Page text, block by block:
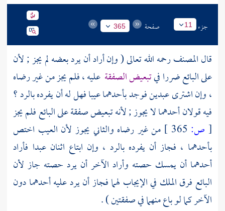
جزء 11 صفحة 365
قالالمصنفرحمه الله تعالى ( وإن أراد أن يرد بعضه لم يجز ; لأن
على البائع ضررا فيتبعيض الصفقة عليه ، فلم يجز من غير رضاه
، وإن اشترى عبدين فوجد بأحدهما عيبا فهل له أن يفرده بالرد ؟
فيه قولان أحدهما لا يجوز ; لأنه تبعيض صفقة على البائع فلم يجز
[ ص:
من غير رضاه والثاني يجوز لأن العيب اختص
بأحدهما ، فجاز أن يفرده بالرد ، وإن ابتاع اثنان عبدا فأراد
أحدهما أن يمسك حصته وأراد الآخر أن يرد حصته جاز لأن
البائع فرق الملك في الإيجاب لهما فجاز أن يرد عليه أحدهما دون
الآخر كما لو باع منهما في صفقتين ) .